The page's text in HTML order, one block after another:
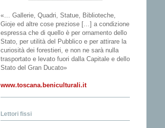
«… Gallerie, Quadri, Statue, Biblioteche,
Gioje ed altre cose preziose […] a condizione
espressa che di quello è per ornamento dello
Stato, per utilità del Pubblico e per attirare la
curiosità dei forestieri, e non ne sarà nulla
trasportato e levato fuori dalla Capitale e dello
Stato del Gran Ducato»
www.toscana.beniculturali.it
Lettori fissi